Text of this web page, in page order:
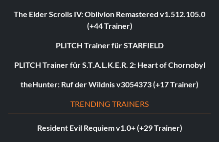
The Elder Scrolls IV: Oblivion Remastered v1.512.105.0
(+44 Trainer)
PLITCH Trainer für STARFIELD
PLITCH Trainer für S.T.A.L.K.E.R. 2: Heart of Chornobyl
theHunter: Ruf der Wildnis v3054373 (+17 Trainer)
TRENDING TRAINERS
Resident Evil Requiem v1.0+ (+29 Trainer)